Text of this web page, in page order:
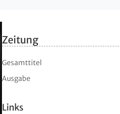
Zeitung
Gesamttitel
Ausgabe
Links